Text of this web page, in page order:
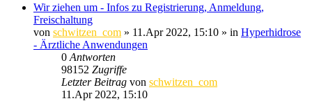
Wir ziehen um - Infos zu Registrierung, Anmeldung,
Freischaltung
von schwitzen_com » 11.Apr 2022, 15:10 » in Hyperhidrose
- Ärztliche Anwendungen
0 Antworten
98152 Zugriffe
Letzter Beitrag von schwitzen_com
11.Apr 2022, 15:10